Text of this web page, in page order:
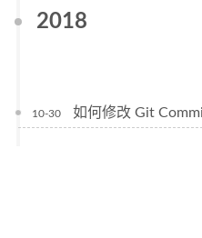
2018
10-30 如何修改 Git